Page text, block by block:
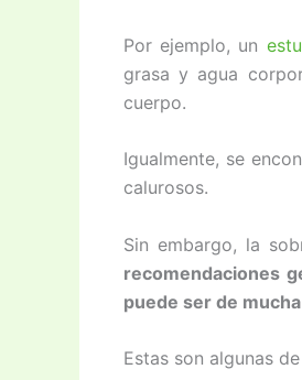
Por ejemplo, un
grasa y agua
cuerpo.
Igualmente, se
calurosos.
Sin embargo, la
recomendaciones
puede ser de
Estas son algunas